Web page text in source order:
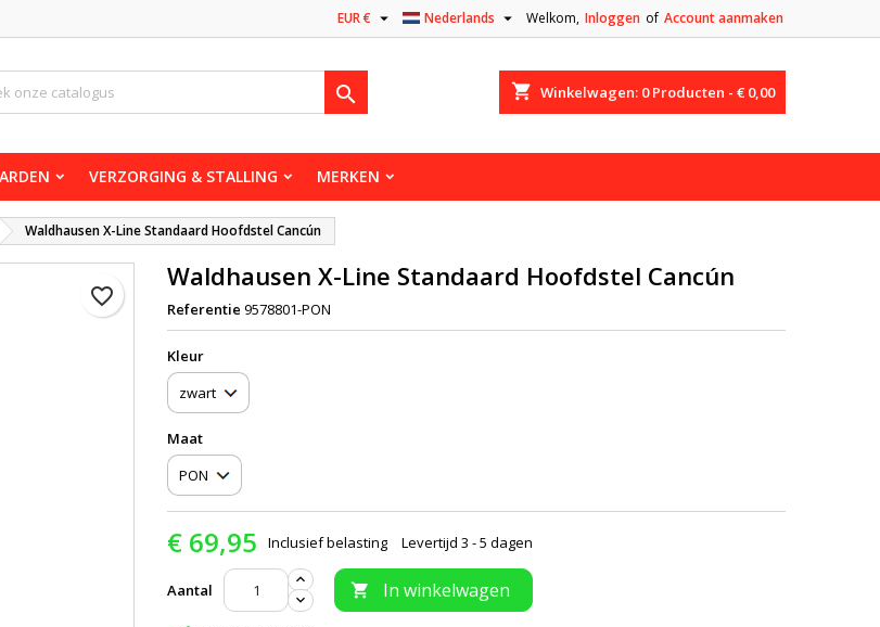
Welkom, Inloggen of Account aanmaken
Nederlands 
EUR € 
shopping_cart Winkelwagen: 0Producten - € 0,00

VERZORGING & STALLING MERKEN
Waldhausen X-Line Standaard Hoofdstel Cancún
favorite_border
Waldhausen X-Line Standaard Hoofdstel Cancún
Referentie 9578801-PON
Kleur
Maat
€ 69,95 Inclusief belasting Levertijd 3 - 5 dagen
Aantal  In winkelwagen